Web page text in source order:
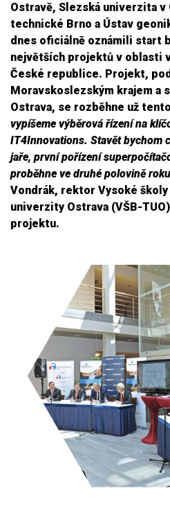
Ostravě, Slezská univerzita v
technické Brno a Ústav
dnes oficiálně oznámili start
největších projektů v oblasti
České republice. Projekt,
Moravskoslezským krajem a
Ostrava, se rozběhne už
vypíšeme výběrová řízení na
IT4Innovations. Stavět bychom
jaře, první pořízení
proběhne ve druhé polovině
Vondrák, rektor Vysoké
univerzity Ostrava (VŠB-
projektu.